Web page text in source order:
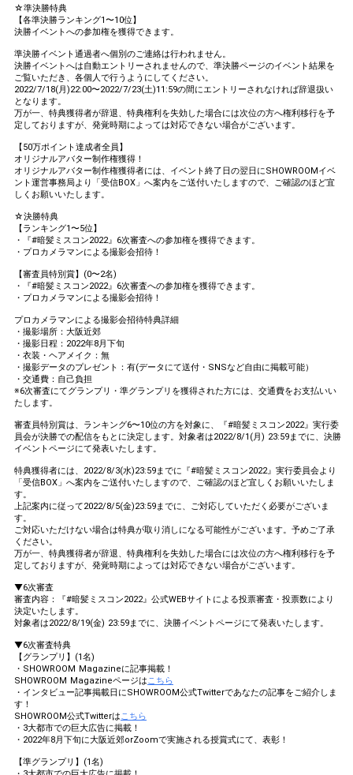
33 460000
好きな匂いを発表してみよ
う！
34 480000
みよう！
35 500000
オリジナルアバター制作権獲
得！
全員
Gifting
Throw gifts to the stage and join
the live performance.
First, try throwing free Stars
(once a day)! You can also charge
(available from 1 JPY)! When you
continue to send gifts to the
performer(s), the performer's
popularity ranking and your
ranking go up.
To cheer on performers, you can
send them gifts.
you must use Show Gold.
Comments
refrain from posting comments
that may offend performers or
Close
☆準決勝特典
【各準決勝ランキング1〜10位】
決勝イベントへの参加権を獲得できます。
準決勝イベント通過者へ個別のご連絡は行われません。
決勝イベントへは自動エントリーされませんので、準決勝ページのイベント結果を
ご覧いただき、各個人で行うようにしてください。
2022/7/18(月)22:00〜2022/7/23(土)11:59の間にエントリーされなければ辞退扱い
となります。
万が一、特典獲得者が辞退、特典権利を失効した場合には次位の方へ権利移行を予
定しておりますが、発覚時期によっては対応できない場合がございます。
【50万ポイント達成者全員】
オリジナルアバター制作権獲得！
オリジナルアバター制作権獲得者には、イベント終了日の翌日にSHOWROOMイベ
ント運営事務局より「受信BOX」へ案内をご送付いたしますので、ご確認のほど宜
しくお願いいたします。
☆決勝特典
【ランキング1〜5位】
・『#暗髪ミスコン2022』6次審査への参加権を獲得できます。
・プロカメラマンによる撮影会招待！
【審査員特別賞】(0〜2名)
・『#暗髪ミスコン2022』6次審査への参加権を獲得できます。
・プロカメラマンによる撮影会招待！
プロカメラマンによる撮影会招待特典詳細
・撮影場所：大阪近郊
・撮影日程：2022年8月下旬
・衣装・ヘアメイク：無
・撮影データのプレゼント：有(データにて送付・SNSなど自由に掲載可能）
・交通費：自己負担
※6次審査にてグランプリ・準グランプリを獲得された方には、交通費をお支払いい
たします。
審査員特別賞は、ランキング6〜10位の方を対象に、『#暗髪ミスコン2022』実行委
員会が決勝での配信をもとに決定します。対象者は2022/8/1(月) 23:59までに、決勝
イベントページにて発表いたします。
特典獲得者には、2022/8/3(水)23:59までに『#暗髪ミスコン2022』実行委員会より
「受信BOX」へ案内をご送付いたしますので、ご確認のほど宜しくお願いいたしま
す。
上記案内に従って2022/8/5(金)23:59までに、ご対応していただく必要がございま
す。
ご対応いただけない場合は特典が取り消しになる可能性がございます。予めご了承
ください。
万が一、特典獲得者が辞退、特典権利を失効した場合には次位の方へ権利移行を予
定しておりますが、発覚時期によっては対応できない場合がございます。
▼6次審査
審査内容：『#暗髪ミスコン2022』公式WEBサイトによる投票審査・投票数により
決定いたします。
対象者は2022/8/19(金) 23:59までに、決勝イベントページにて発表いたします。
▼6次審査特典
【グランプリ】(1名)
・SHOWROOM Magazineに記事掲載！
SHOWROOM Magazineページはこちら
・インタビュー記事掲載日にSHOWROOM公式Twitterであなたの記事をご紹介しま
す！
SHOWROOM公式Twitterはこちら
・3大都市での巨大広告に掲載！
・2022年8月下旬に大阪近郊orZoomで実施される授賞式にて、表彰！
【準グランプリ】(1名)